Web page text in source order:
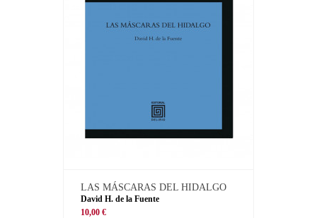
LAS MÁSCARAS DEL HIDALGO
David H. de la Fuente
10,00 €